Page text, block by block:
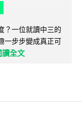
？一位就讀中三的
一步步變成真正可
讀全文